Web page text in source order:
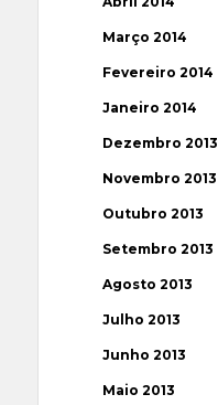
Março 2014
Fevereiro 2014
Janeiro 2014
Dezembro 2013
Novembro 2013
Outubro 2013
Setembro 2013
Agosto 2013
Julho 2013
Junho 2013
Maio 2013